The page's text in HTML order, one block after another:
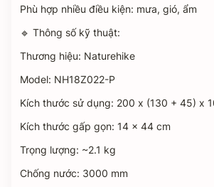
Phù hợp nhiều điều kiện: mưa, gió, ẩm
🔹 Thông số kỹ thuật:
Thương hiệu: Naturehike
Model: NH18Z022-P
Kích thước sử dụng: 200 x (130 + 45) x
Kích thước gấp gọn: 14 x 44 cm
Trọng lượng: ~2.1 kg
Chống nước: 3000 mm